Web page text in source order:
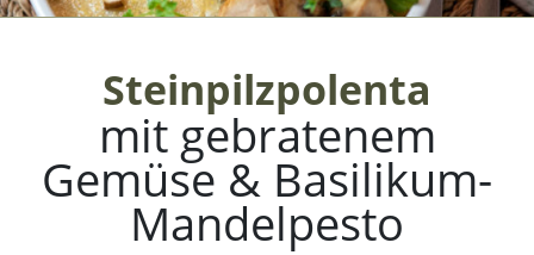
Steinpilzpolenta
mit gebratenem
Gemüse & Basilikum-
Mandelpesto